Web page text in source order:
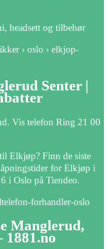
headsett og tilbehør
› oslo › elkjop-
Senter |
Vis telefon Ring 21 00
Elkjøp? Finn de siste
for Elkjøp i
i Oslo på Tiendeo.
forhandler-oslo
Manglerud,
1881.no